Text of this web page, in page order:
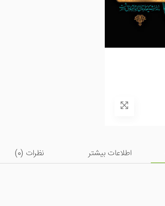
اطلاعات بیشتر نظرات (0
)